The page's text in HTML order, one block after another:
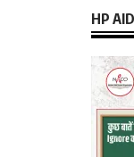
HP